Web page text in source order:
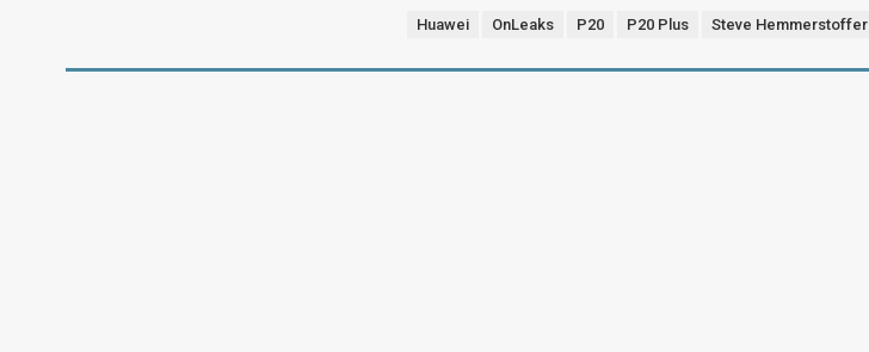
Huawei OnLeaks P20 P20 Plus Steve Hemmerstoffer